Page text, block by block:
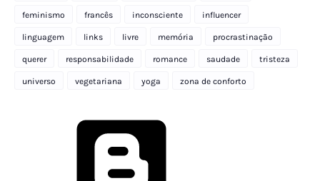
feminismo francês inconsciente influencer
linguagem links livre memória procrastinação
querer responsabilidade romance saudade tristeza
universo vegetariana yoga zona de conforto